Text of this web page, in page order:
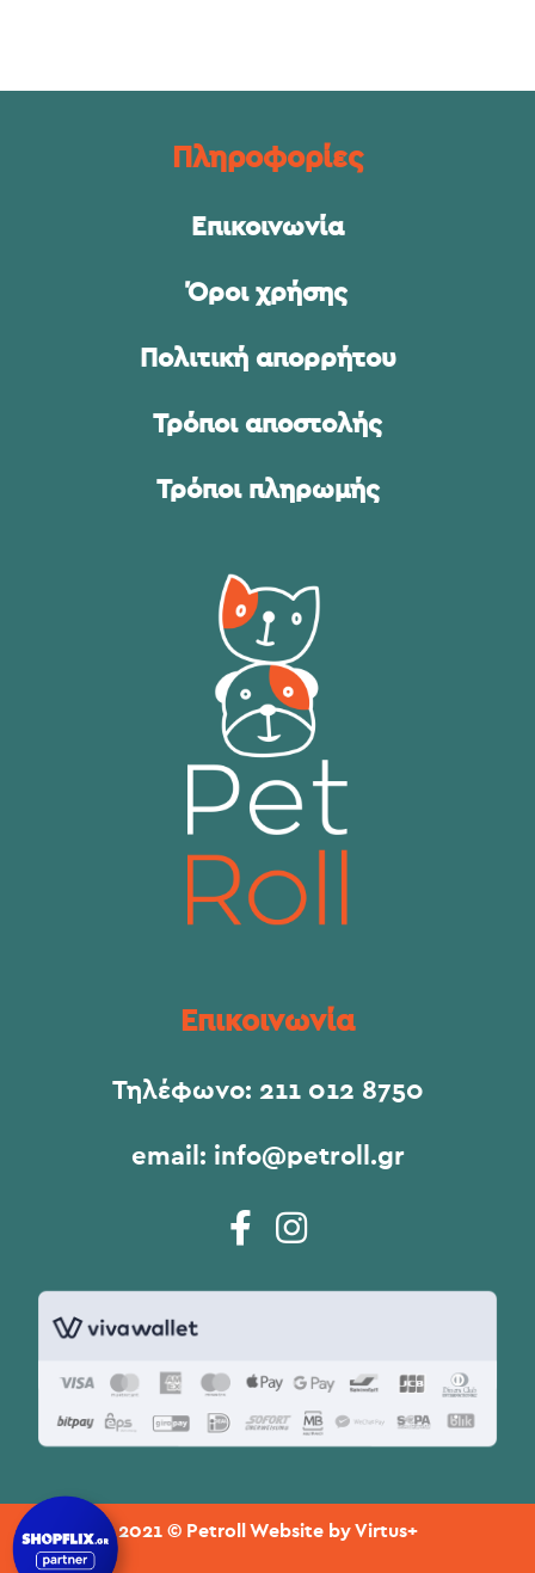
Πληροφορίες
Επικοινωνία
Όροι χρήσης
Πολιτική απορρήτου
Τρόποι αποστολής
Τρόποι πληρωμής
Επικοινωνία
Τηλέφωνο: 211 012 8750
email: info@petroll.gr
2021 © Petroll Website byVirtus+